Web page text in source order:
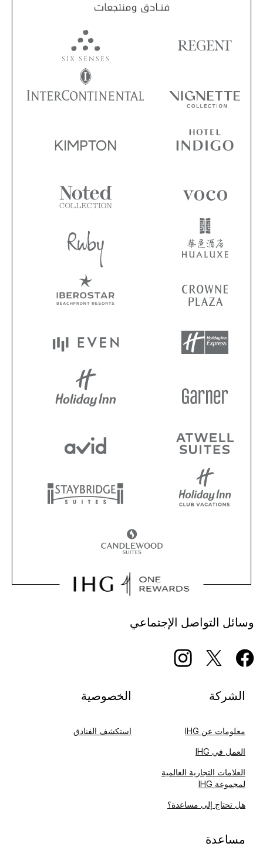
وسائل التواصل الإجتماعي
الشركة
معلومات عن IHG
العمل في IHG
العلامات التجارية العالمية
لمجموعة IHG
هل تحتاج إلى مساعدة؟
الخصوصية
استكشف الفنادق
مساعدة